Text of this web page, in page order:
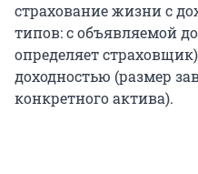
страхование жизни с
типов: с объявляемой
определяет
доходностью (размер
конкретного актива).